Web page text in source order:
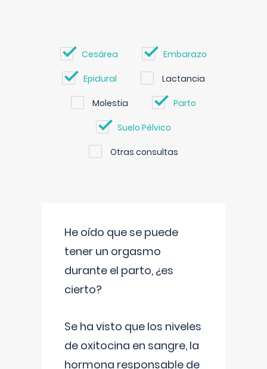
Cesárea Embarazo
Epidural Lactancia
Molestia Parto
Suelo Pélvico
Otras consultas
He oído que se puede
tener un orgasmo
durante el parto, ¿es
cierto?
Se ha visto que los niveles
de oxitocina en sangre, la
hormona responsable de